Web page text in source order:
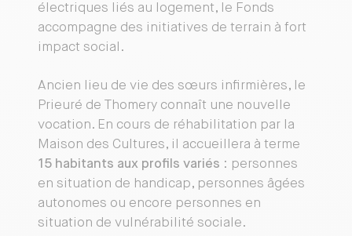
électriques liés au logement, le Fonds
accompagne des initiatives de terrain à fort
impact social.
Ancien lieu de vie des sœurs infirmières, le
Prieuré de Thomery connaît une nouvelle
vocation. En cours de réhabilitation par la
Maison des Cultures, il accueillera à terme
15 habitants aux profils variés : personnes
en situation de handicap, personnes âgées
autonomes ou encore personnes en
situation de vulnérabilité sociale.